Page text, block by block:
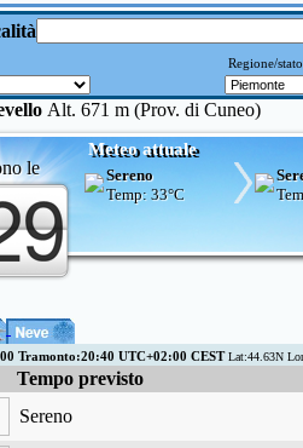
Regione/
Alt. 671 m (Prov. di Cuneo)
le
Meteo attuale
Sereno
Temp: 33°C
Tramonto:20:40 UTC+02:00 CESTLat:44.63N
previsto
Sereno